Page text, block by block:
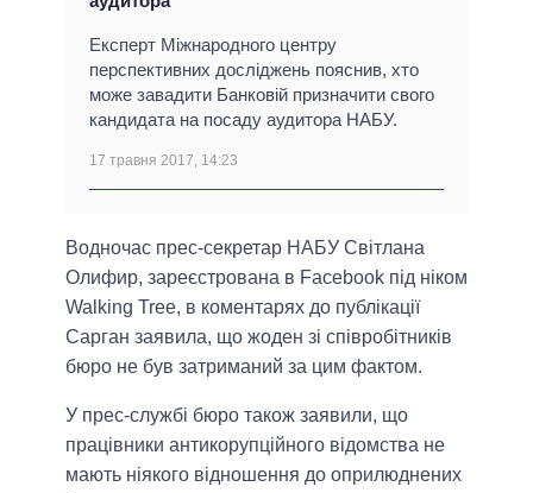
Експерт Міжнародного центру
перспективних досліджень пояснив, хто
може завадити Банковій призначити свого
кандидата на посаду аудитора НАБУ.
17 травня 2017, 14:23
Водночас прес-секретар НАБУ Світлана
Олифир, зареєстрована в Facebook під ніком
Walking Tree, в коментарях до публікації
Сарган заявила, що жоден зі співробітників
бюро не був затриманий за цим фактом.
У прес-службі бюро також заявили, що
працівники антикорупційного відомства не
мають ніякого відношення до оприлюднених